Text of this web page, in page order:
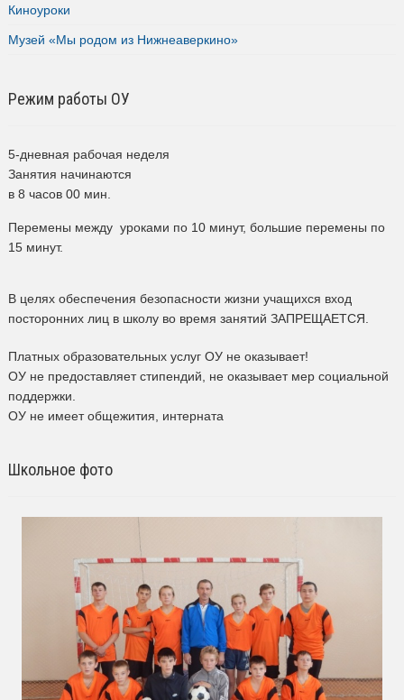
Киноуроки
Музей «Мы родом из Нижнеаверкино»
Режим работы ОУ
5-дневная рабочая неделя
Занятия начинаются
в 8 часов 00 мин.
Перемены между уроками по 10 минут, большие перемены по
15 минут.
В целях обеспечения безопасности жизни учащихся вход
посторонних лиц в школу во время занятий ЗАПРЕЩАЕТСЯ.
Платных образовательных услуг ОУ не оказывает!
ОУ не предоставляет стипендий, не оказывает мер социальной
поддержки.
ОУ не имеет общежития, интерната
Школьное фото